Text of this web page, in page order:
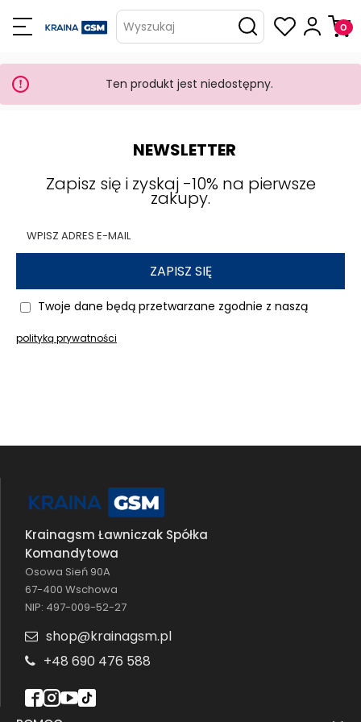
Wyszukaj
Ten produkt jest niedostępny.
NEWSLETTER
Zapisz się i zyskaj -10% na pierwsze
zakupy.
ZAPISZ SIĘ
Twoje dane będą przetwarzane zgodnie z naszą
polityką prywatności
Krainagsm Ławniczak Spółka
Komandytowa
Osowa Sień 90A
67-400 Wschowa
NIP: 497-009-52-27
shop@krainagsm.pl
+48 690 476 588